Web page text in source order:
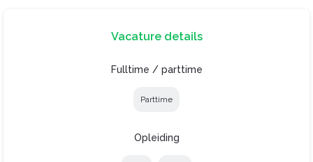
Vacature details
Fulltime / parttime
Parttime
Opleiding